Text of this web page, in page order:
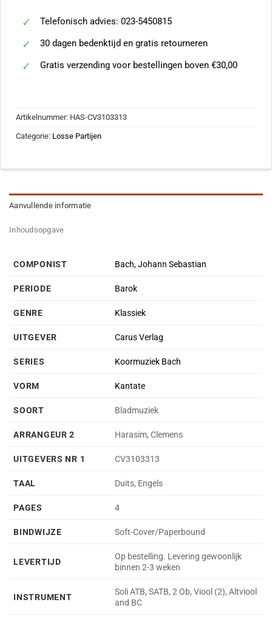
Telefonisch advies: 023-5450815
30 dagen bedenktijd en gratis retourneren
Gratis verzending voor bestellingen boven €30,00
Artikelnummer: HAS-CV3103313
Categorie: Losse Partijen
Aanvullende informatie
Inhoudsopgave
COMPONIST Bach, Johann Sebastian
PERIODE Barok
GENRE Klassiek
UITGEVER Carus Verlag
SERIES Koormuziek Bach
VORM Kantate
SOORT Bladmuziek
ARRANGEUR 2 Harasim, Clemens
UITGEVERS NR 1 CV3103313
TAAL Duits, Engels
PAGES 4
BINDWIJZE Soft-Cover/Paperbound
LEVERTIJD
Op bestelling. Levering gewoonlijk
binnen 2-3 weken
INSTRUMENT
Soli ATB, SATB, 2 Ob, Viool (2), Altviool
and BC